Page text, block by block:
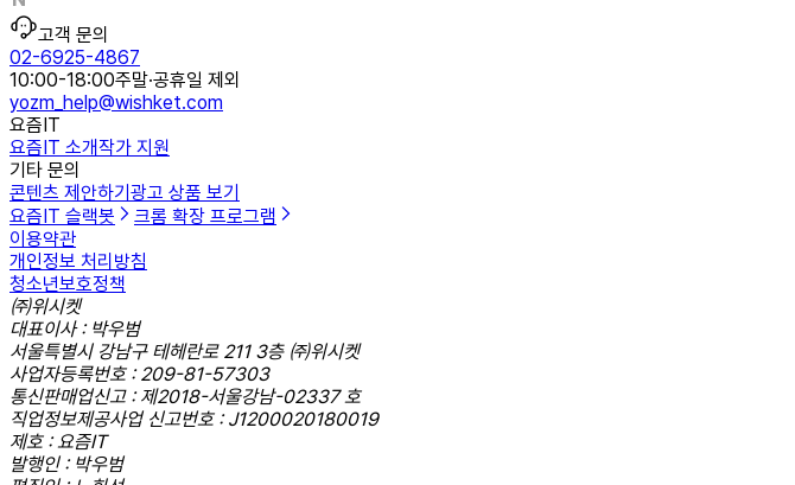
고객 문의
02-6925-4867
10:00-18:00주말·공휴일 제외
yozm_help@wishket.com
요즘IT
요즘IT 소개작가 지원
기타 문의
콘텐츠 제안하기 광고 상품 보기
요즘IT 슬랙봇
크롬 확장 프로그램
이용약관
개인정보 처리방침
청소년보호정책
㈜위시켓
대표이사 : 박우범
서울특별시 강남구 테헤란로 211 3층 ㈜위시켓
사업자등록번호 : 209-81-57303
통신판매업신고 : 제2018-서울강남-02337 호
직업정보제공사업 신고번호 : J1200020180019
제호 : 요즘IT
발행인 : 박우범